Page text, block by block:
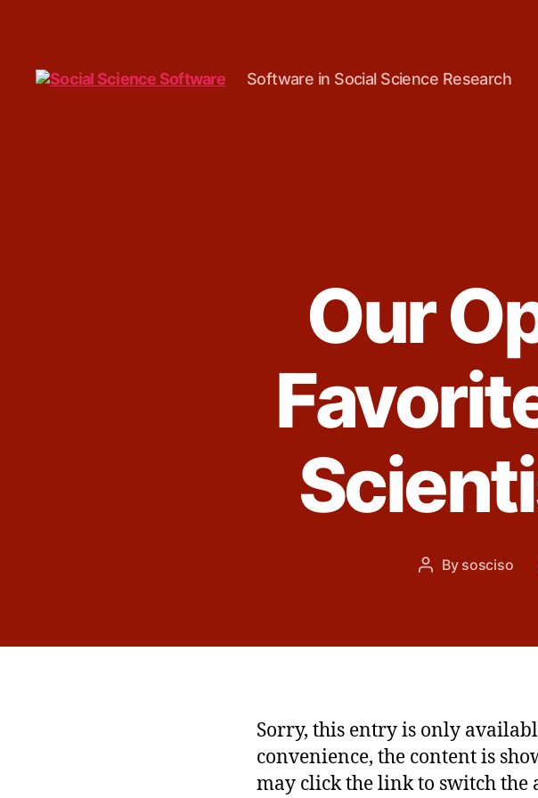
Software in Social Science Research
Our
Post
By sosciso
Sorry, this entry is only
convenience, the content is
may click the link to switch the